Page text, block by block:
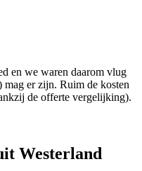
en we waren daarom vlug
mag er zijn. Ruim de kosten
de offerte vergelijking).
Westerland